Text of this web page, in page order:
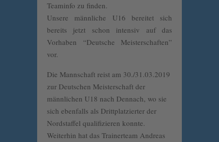
Teaminfo zu finden.
Unsere männliche U16 bereitet sich
bereits jetzt schon intensiv auf das
Vorhaben “Deutsche Meisterschaften”
vor.
Die Mannschaft reist am 30./31.03.2019
zur Deutschen Meisterschaft der
männlichen U18 nach Dennach, wo sie
sich ebenfalls als Drittplatzierter der
Nordstaffel qualifizieren konnte.
Weiterhin hat das Trainerteam Andreas